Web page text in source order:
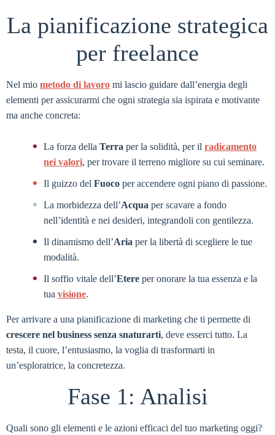
La pianificazione strategica
per freelance
Nel mio metodo di lavoro mi lascio guidare dall’energia degli
elementi per assicurarmi che ogni strategia sia ispirata e motivante
ma anche concreta:
La forza della Terra per la solidità, per il radicamento
nei valori, per trovare il terreno migliore su cui seminare.
Il guizzo del Fuoco per accendere ogni piano di passione.
La morbidezza dell’Acqua per scavare a fondo
nell’identità e nei desideri, integrandoli con gentilezza.
Il dinamismo dell’Aria per la libertà di scegliere le tue
modalità.
Il soffio vitale dell’Etere per onorare la tua essenza e la
tua visione.
Per arrivare a una pianificazione di marketing che ti permette di
crescere nel business senza snaturarti, deve esserci tutto. La
testa, il cuore, l’entusiasmo, la voglia di trasformarti in
un’esploratrice, la concretezza.
Fase 1: Analisi
Quali sono gli elementi e le azioni efficaci del tuo marketing oggi?